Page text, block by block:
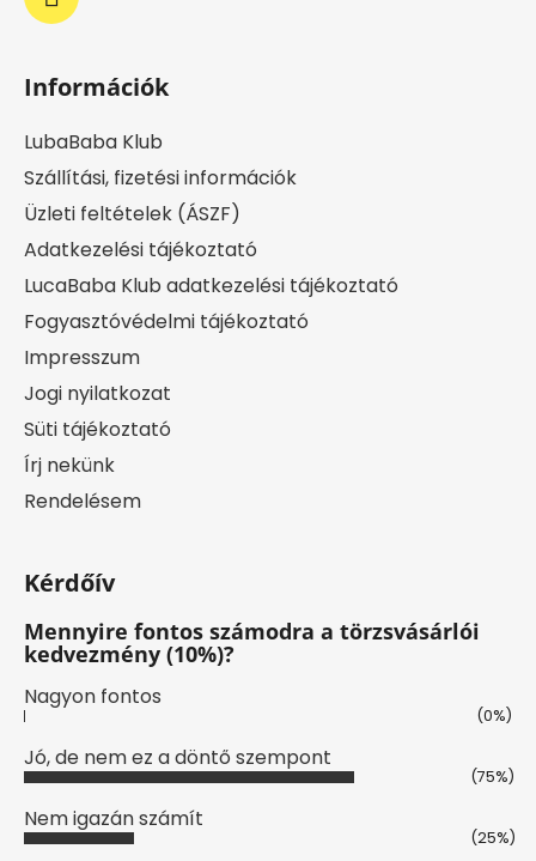
Információk
LubaBaba Klub
Szállítási, fizetési információk
Üzleti feltételek (ÁSZF)
Adatkezelési tájékoztató
LucaBaba Klub adatkezelési tájékoztató
Fogyasztóvédelmi tájékoztató
Impresszum
Jogi nyilatkozat
Süti tájékoztató
Írj nekünk
Rendelésem
Kérdőív
Mennyire fontos számodra a törzsvásárlói
kedvezmény (10%)?
Nagyon fontos
(0%)
Jó, de nem ez a döntő szempont
(75%)
Nem igazán számít
(25%)